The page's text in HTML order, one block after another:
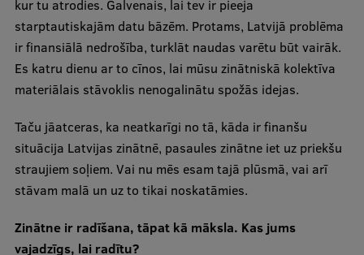
kur tu atrodies. Galvenais, lai tev ir pieeja
starptautiskajām datu bāzēm. Protams, Latvijā problēma
ir finansiālā nedrošība, turklāt naudas varētu būt vairāk.
Es katru dienu ar to cīnos, lai mūsu zinātniskā kolektīva
materiālais stāvoklis nenogalinātu spožās idejas.
Taču jāatceras, ka neatkarīgi no tā, kāda ir finanšu
situācija Latvijas zinātnē, pasaules zinātne iet uz priekšu
straujiem soļiem. Vai nu mēs esam tajā plūsmā, vai arī
stāvam malā un uz to tikai noskatāmies.
Zinātne ir radīšana, tāpat kā māksla. Kas jums
vajadzīgs, lai radītu?